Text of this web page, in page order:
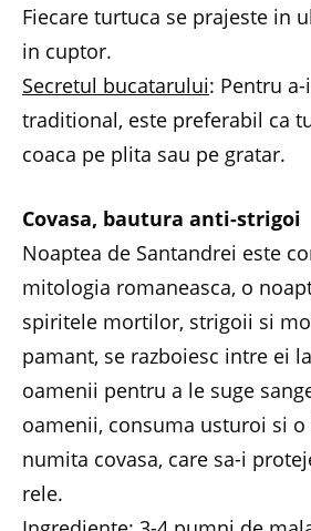
Fiecare turtuca se prajeste in
in cuptor.
Secretul bucatarului: Pentru
traditional, este preferabil ca
coaca pe plita sau pe gratar.
Covasa, bautura anti-strigoi
Noaptea de Santandrei este
mitologia romaneasca, o
spiritele mortilor, strigoii si
pamant, se razboiesc intre ei
oamenii pentru a le suge
oamenii, consuma usturoi si
numita covasa, care sa-i
rele.